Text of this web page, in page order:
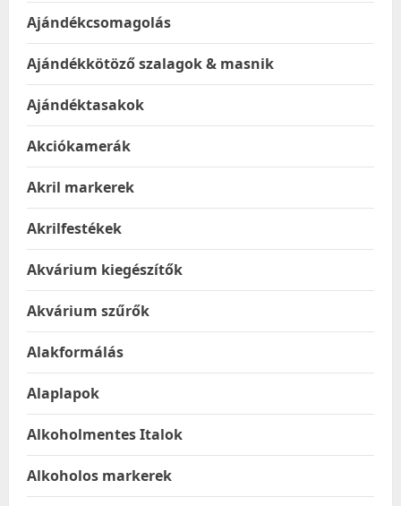
Ajándékcsomagolás
Ajándékkötöző szalagok & masnik
Ajándéktasakok
Akciókamerák
Akril markerek
Akrilfestékek
Akvárium kiegészítők
Akvárium szűrők
Alakformálás
Alaplapok
Alkoholmentes Italok
Alkoholos markerek